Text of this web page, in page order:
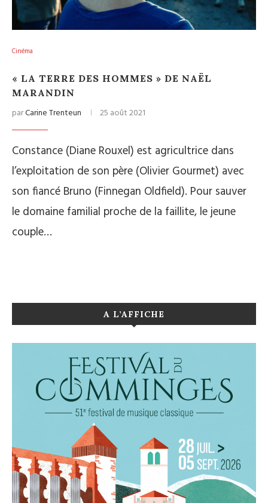
Cinéma
« LA TERRE DES HOMMES » DE NAËL
MARANDIN
parCarine Trenteun 25 août 2021
Constance (Diane Rouxel) est agricultrice dans
l’exploitation de son père (Olivier Gourmet) avec
son fiancé Bruno (Finnegan Oldfield). Pour sauver
le domaine familial proche de la faillite, le jeune
couple…
A L’AFFICHE